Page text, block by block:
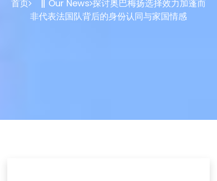
首页 Our News 探讨奥巴梅扬选择效力加蓬而
非代表法国队背后的身份认同与家国情感